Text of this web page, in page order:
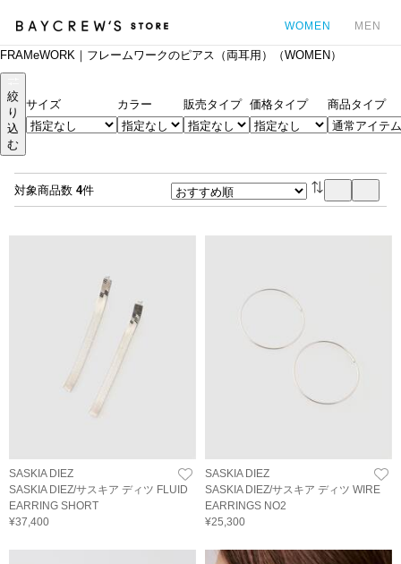
WOMEN MEN
FRAMeWORK｜フレームワークのピアス（両耳用）（WOMEN）
絞
り
込
む
サイズ カラー 販売タイプ 価格タイプ 商品タイプ
対象商品数 4件
SASKIA DIEZ
SASKIA DIEZ/サスキア ディツ FLUID
EARRING SHORT
¥37,400
SASKIA DIEZ
SASKIA DIEZ/サスキア ディツ WIRE
EARRINGS NO2
¥25,300